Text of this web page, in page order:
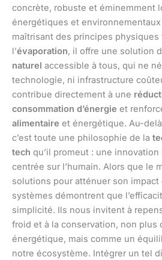
concrète, robuste et éminemment
énergétiques et
maîtrisant des principes
l’évaporation, il offre une solution
naturel accessible à tous, qui ne
technologie, ni infrastructure
contribue directement à une
consommation d’énergie et
alimentaire et énergétique. Au-
c’est toute une philosophie de la
tech qu’il promeut : une
centrée sur l’humain. Alors que le
solutions pour atténuer son
systèmes démontrent que
simplicité. Ils nous invitent à
froid et à la conservation, non plus
énergétique, mais comme un
notre écosystème. Intégrer un tel